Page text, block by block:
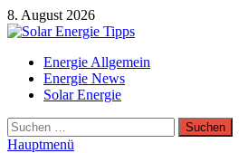
Zum
Inhalt
8. August 2026
Solar Energie Tipps
Solar Energie und Photovoltaik
Energie Allgemein
Energie News
Solar Energie
Suchen
nach:
Hauptmenü